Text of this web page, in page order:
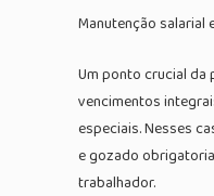
Manutenção
Um ponto crucial da
vencimentos
especiais. Nesses
e gozado
trabalhador.